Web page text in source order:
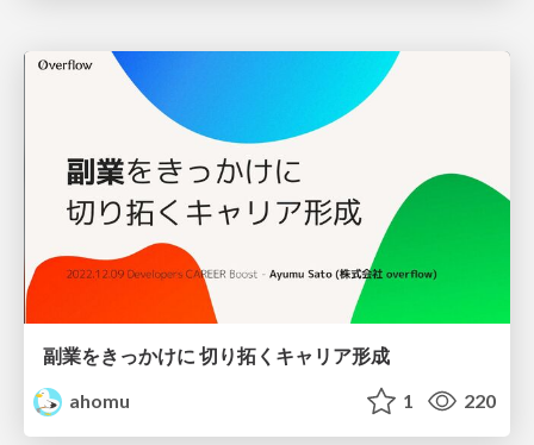
副業をきっかけに 切り拓くキャリア形成
ahomu
1 220